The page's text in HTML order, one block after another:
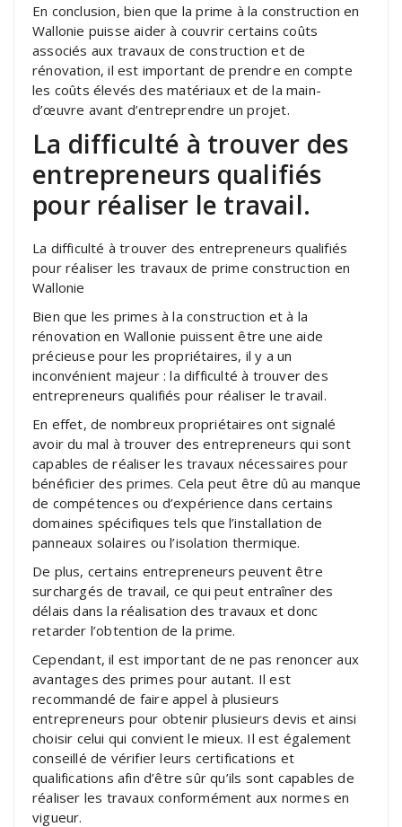
En conclusion, bien que la prime à la construction en
Wallonie puisse aider à couvrir certains coûts
associés aux travaux de construction et de
rénovation, il est important de prendre en compte
les coûts élevés des matériaux et de la main-
d’œuvre avant d’entreprendre un projet.
La difficulté à trouver des
entrepreneurs qualifiés
pour réaliser le travail.
La difficulté à trouver des entrepreneurs qualifiés
pour réaliser les travaux de prime construction en
Wallonie
Bien que les primes à la construction et à la
rénovation en Wallonie puissent être une aide
précieuse pour les propriétaires, il y a un
inconvénient majeur : la difficulté à trouver des
entrepreneurs qualifiés pour réaliser le travail.
En effet, de nombreux propriétaires ont signalé
avoir du mal à trouver des entrepreneurs qui sont
capables de réaliser les travaux nécessaires pour
bénéficier des primes. Cela peut être dû au manque
de compétences ou d’expérience dans certains
domaines spécifiques tels que l’installation de
panneaux solaires ou l’isolation thermique.
De plus, certains entrepreneurs peuvent être
surchargés de travail, ce qui peut entraîner des
délais dans la réalisation des travaux et donc
retarder l’obtention de la prime.
Cependant, il est important de ne pas renoncer aux
avantages des primes pour autant. Il est
recommandé de faire appel à plusieurs
entrepreneurs pour obtenir plusieurs devis et ainsi
choisir celui qui convient le mieux. Il est également
conseillé de vérifier leurs certifications et
qualifications afin d’être sûr qu’ils sont capables de
réaliser les travaux conformément aux normes en
vigueur.